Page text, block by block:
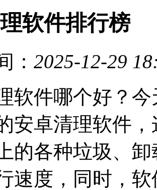
软件排行榜
： 2025-12-29
软件哪个好？
安卓清理软件
的各种垃圾、
速度，同时，